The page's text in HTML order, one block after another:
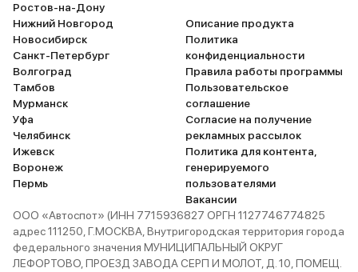
Ростов-на-Дону
Нижний Новгород
Новосибирск
Санкт-Петербург
Волгоград
Тамбов
Мурманск
Уфа
Челябинск
Ижевск
Воронеж
Пермь
Описание продукта
Политика
конфиденциальности
Правила работы программы
Пользовательское
соглашение
Согласие на получение
рекламных рассылок
Политика для контента,
генерируемого
пользователями
Вакансии
ООО «Автоспот» (ИНН 7715936827 ОРГН 1127746774825
адрес 111250, Г.МОСКВА, Внутригородская территория города
федерального значения МУНИЦИПАЛЬНЫЙ ОКРУГ
ЛЕФОРТОВО, ПРОЕЗД ЗАВОДА СЕРП И МОЛОТ, Д. 10, ПОМЕЩ.